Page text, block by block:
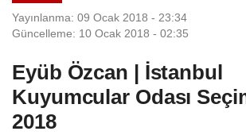
Yayınlanma: 09 Ocak 2018 - 23:34
Güncelleme: 10 Ocak 2018 - 02:35
Eyüb Özcan | İstanbul
Kuyumcular Odası
2018